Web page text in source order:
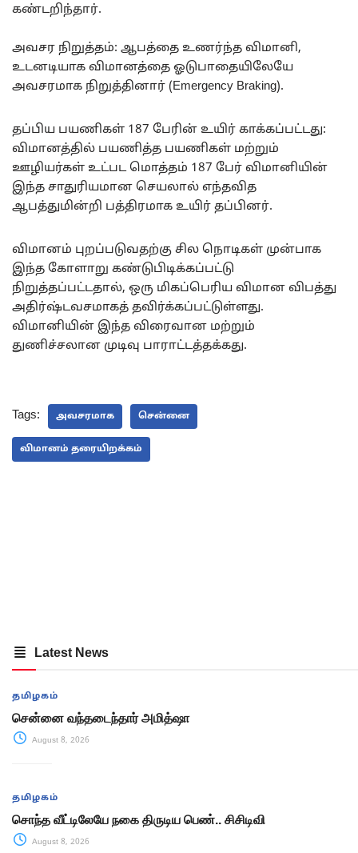
கண்டறிந்தார்.
அவசர நிறுத்தம்: ஆபத்தை உணர்ந்த விமானி,
உடனடியாக விமானத்தை ஓடுபாதையிலேயே
அவசரமாக நிறுத்தினார் (Emergency Braking).
தப்பிய பயணிகள் 187 பேரின் உயிர் காக்கப்பட்டது:
விமானத்தில் பயணித்த பயணிகள் மற்றும்
ஊழியர்கள் உட்பட மொத்தம் 187 பேர் விமானியின்
இந்த சாதுரியமான செயலால் எந்தவித
ஆபத்துமின்றி பத்திரமாக உயிர் தப்பினர்.
விமானம் புறப்படுவதற்கு சில நொடிகள் முன்பாக
இந்த கோளாறு கண்டுபிடிக்கப்பட்டு
நிறுத்தப்பட்டதால், ஒரு மிகப்பெரிய விமான விபத்து
அதிர்ஷ்டவசமாகத் தவிர்க்கப்பட்டுள்ளது.
விமானியின் இந்த விரைவான மற்றும்
துணிச்சலான முடிவு பாராட்டத்தக்கது.
Tags: அவசரமாக சென்னை
விமானம் தரையிறக்கம்
Latest News
தமிழகம்
சென்னை வந்தடைந்தார் அமித்ஷா
August 8, 2026
தமிழகம்
சொந்த வீட்டிலேயே நகை திருடிய பெண்.. சிசிடிவி
August 8, 2026